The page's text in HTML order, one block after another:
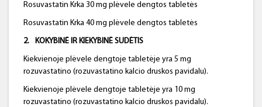
Rosuvastatin Krka 30 mg plėvele dengtos tabletės
Rosuvastatin Krka 40 mg plėvele dengtos tabletės
2. KOKYBINĖ IR KIEKYBINĖ SUDĖTIS
Kiekvienoje plėvele dengtoje tabletėje yra 5 mg
rozuvastatino (rozuvastatino kalcio druskos pavidalu).
Kiekvienoje plėvele dengtoje tabletėje yra 10 mg
rozuvastatino (rozuvastatino kalcio druskos pavidalu).